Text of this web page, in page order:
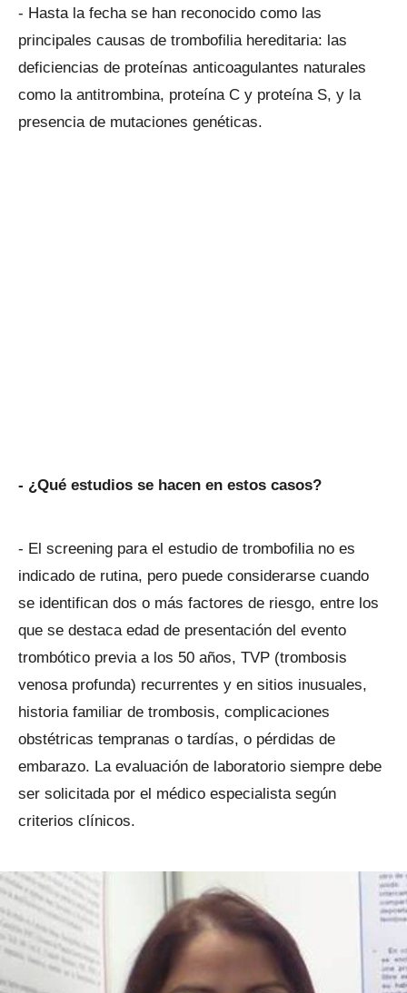
- Hasta la fecha se han reconocido como las
principales causas de trombofilia hereditaria: las
deficiencias de proteínas anticoagulantes naturales
como la antitrombina, proteína C y proteína S, y la
presencia de mutaciones genéticas.
- ¿Qué estudios se hacen en estos casos?
- El screening para el estudio de trombofilia no es
indicado de rutina, pero puede considerarse cuando
se identifican dos o más factores de riesgo, entre los
que se destaca edad de presentación del evento
trombótico previa a los 50 años, TVP (trombosis
venosa profunda) recurrentes y en sitios inusuales,
historia familiar de trombosis, complicaciones
obstétricas tempranas o tardías, o pérdidas de
embarazo. La evaluación de laboratorio siempre debe
ser solicitada por el médico especialista según
criterios clínicos.